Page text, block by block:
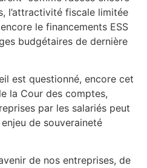
l’attractivité fiscale limitée
le financements ESS
budgétaires de dernière
est questionné, encore cet
la Cour des comptes,
par les salariés peut
de souveraineté
de nos entreprises, de